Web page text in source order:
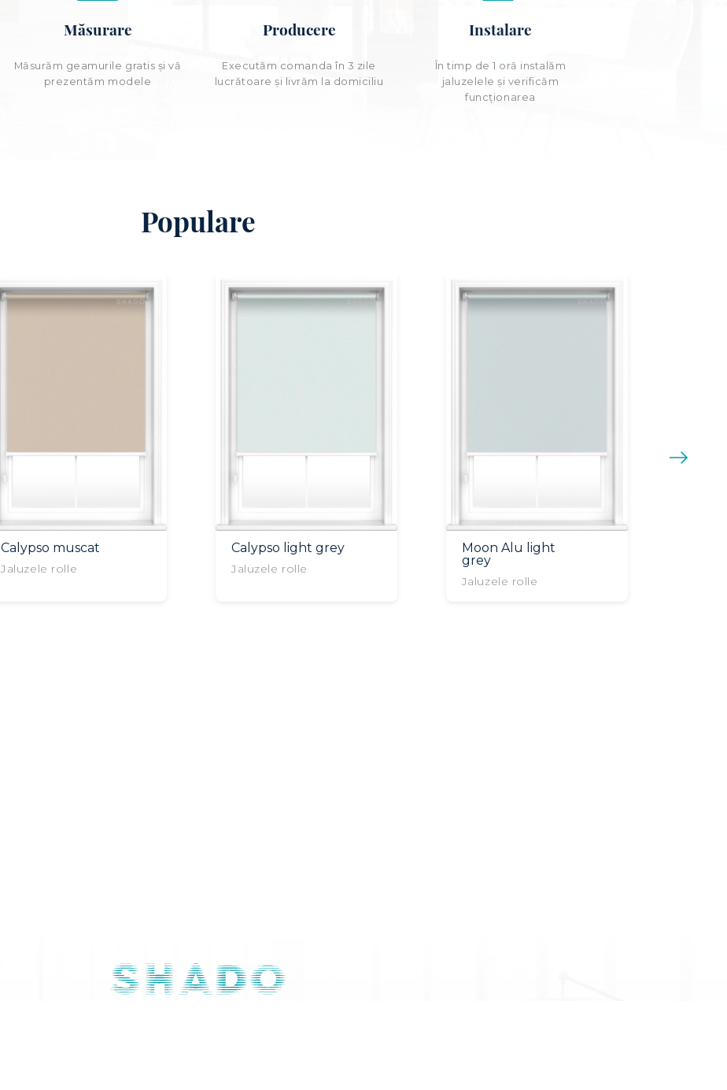
Măsurare
Măsurăm geamurile gratis și vă
prezentăm modele
Producere
Executăm comanda în 3 zile
lucrătoare şi livrăm la domiciliu
Instalare
În timp de 1 oră instalăm
jaluzelele și verificăm
funcționarea
Populare
Calypso muscat
Jaluzele rolle
Calypso light grey
Jaluzele rolle
Moon Alu light
grey
Jaluzele rolle